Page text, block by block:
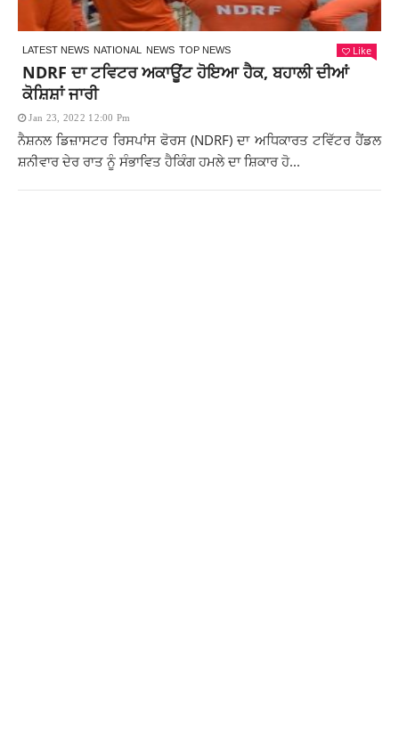
LATEST NEWS NATIONAL NEWS TOP NEWS Like
NDRF ਦਾ ਟਵਿਟਰ ਅਕਾਊਂਟ ਹੋਇਆ ਹੈਕ, ਬਹਾਲੀ ਦੀਆਂ
ਕੋਸ਼ਿਸ਼ਾਂ ਜਾਰੀ
Jan 23, 2022 12:00 Pm
ਨੈਸ਼ਨਲ ਡਿਜ਼ਾਸਟਰ ਰਿਸਪਾਂਸ ਫੋਰਸ (NDRF) ਦਾ ਅਧਿਕਾਰਤ ਟਵਿੱਟਰ ਹੈਂਡਲ
ਸ਼ਨੀਵਾਰ ਦੇਰ ਰਾਤ ਨੂੰ ਸੰਭਾਵਿਤ ਹੈਕਿੰਗ ਹਮਲੇ ਦਾ ਸ਼ਿਕਾਰ ਹੋ...